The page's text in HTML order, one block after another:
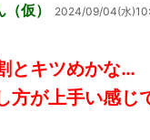
仮） 2024/09/04(水
とキツめかな…
方が上手い感じ